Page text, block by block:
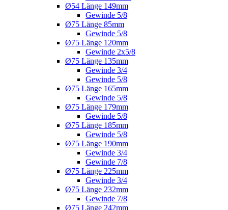
Ø54 Länge 149mm
Gewinde 5/8
Ø75 Länge 85mm
Gewinde 5/8
Ø75 Länge 120mm
Gewinde 2x5/8
Ø75 Länge 135mm
Gewinde 3/4
Gewinde 5/8
Ø75 Länge 165mm
Gewinde 5/8
Ø75 Länge 179mm
Gewinde 5/8
Ø75 Länge 185mm
Gewinde 5/8
Ø75 Länge 190mm
Gewinde 3/4
Gewinde 7/8
Ø75 Länge 225mm
Gewinde 3/4
Ø75 Länge 232mm
Gewinde 7/8
Ø75 Länge 242mm